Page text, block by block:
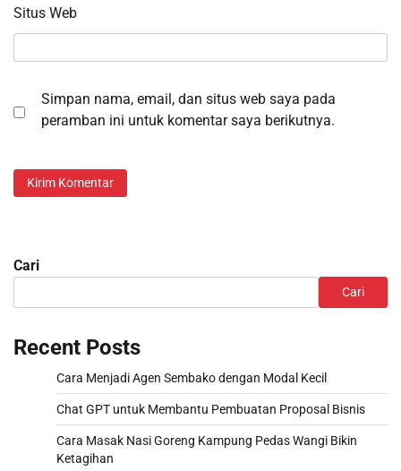
Situs Web
Simpan nama, email, dan situs web saya pada
peramban ini untuk komentar saya berikutnya.
Cari
Cari
Recent Posts
Cara Menjadi Agen Sembako dengan Modal Kecil
Chat GPT untuk Membantu Pembuatan Proposal Bisnis
Cara Masak Nasi Goreng Kampung Pedas Wangi Bikin
Ketagihan